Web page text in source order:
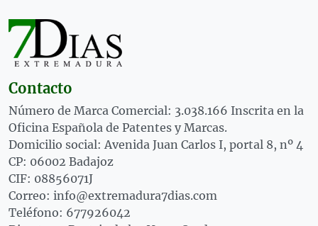
Contacto
Número de Marca Comercial: 3.038.166 Inscrita en la
Oficina Española de Patentes y Marcas.
Domicilio social: Avenida Juan Carlos I, portal 8, nº 4
CP: 06002 Badajoz
CIF: 08856071J
Correo: info@extremadura7dias.com
Teléfono: 677926042